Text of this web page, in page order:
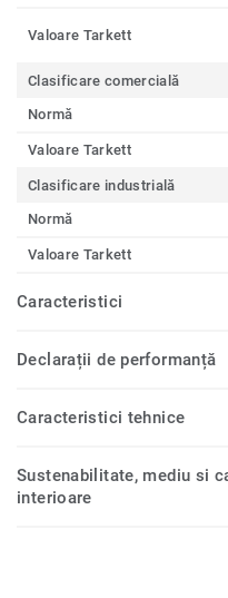
Valoare Tarkett
Clasificare comercială
Normă
Valoare Tarkett
Clasificare industrială
Normă
Valoare Tarkett
Caracteristici
Declarații de performanță
Caracteristici tehnice
Sustenabilitate, mediu si
interioare